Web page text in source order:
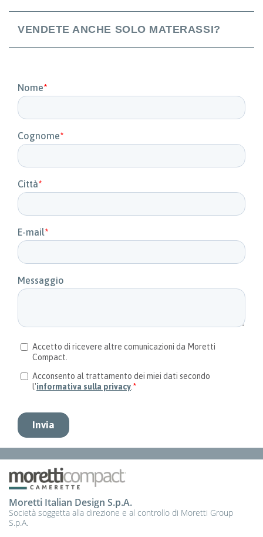
VENDETE ANCHE SOLO MATERASSI?
Moretti Italian Design S.p.A.
Società soggetta alla direzione e al controllo di Moretti Group
S.p.A.